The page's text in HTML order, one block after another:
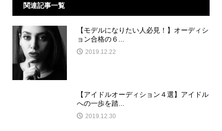
関連記事一覧
【モデルになりたい人必見！】オーディシ
ョン合格の６...
2019.12.22
【アイドルオーディション４選】アイドル
への一歩を踏...
2019.12.30